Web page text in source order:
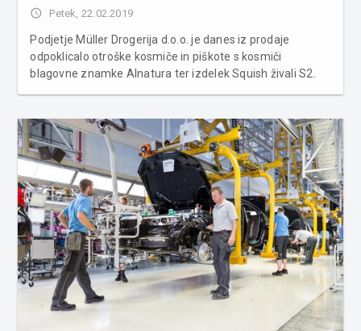
access_time Petek, 22.02.2019
Podjetje Müller Drogerija d.o.o. je danes iz prodaje
odpoklicalo otroške kosmiče in piškote s kosmiči
blagovne znamke Alnatura ter izdelek Squish živali S2.
pecljev. Serijska...